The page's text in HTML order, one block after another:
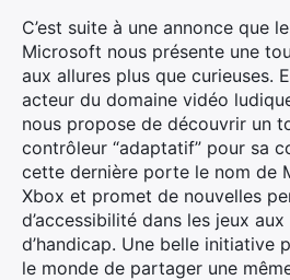
C’est suite à une annonce que
Microsoft nous présente une
aux allures plus que curieuses.
acteur du domaine vidéo
nous propose de découvrir un
contrôleur “adaptatif” pour sa
cette dernière porte le nom de
Xbox et promet de nouvelles
d’accessibilité dans les jeux
d’handicap. Une belle initiative
le monde de partager une